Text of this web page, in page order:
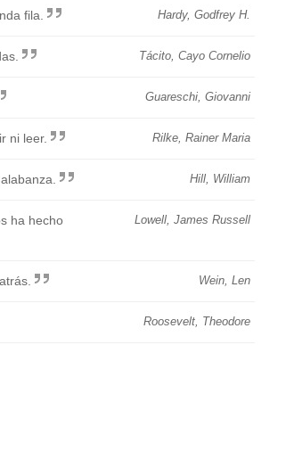
Hardy, Godfrey H.
fila.
Tácito, Cayo Cornelio
Guareschi, Giovanni
Rilke, Rainer Maria
ni leer.
Hill, William
Lowell, James Russell
ha hecho
Wein, Len
Roosevelt, Theodore